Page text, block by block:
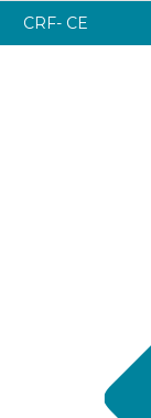
CRF- CE